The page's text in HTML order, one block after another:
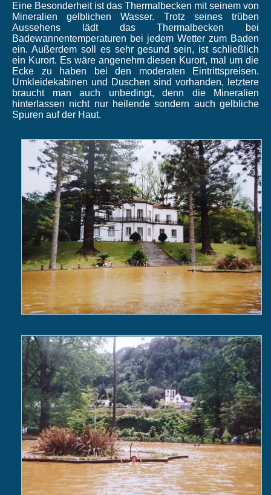
Eine Besonderheit ist das Thermalbecken mit seinem von
Mineralien gelblichen Wasser. Trotz seines trüben
Aussehens lädt das Thermalbecken bei
Badewannentemperaturen bei jedem Wetter zum Baden
ein. Außerdem soll es sehr gesund sein, ist schließlich
ein Kurort. Es wäre angenehm diesen Kurort, mal um die
Ecke zu haben bei den moderaten Eintrittspreisen.
Umkleidekabinen und Duschen sind vorhanden, letztere
braucht man auch unbedingt, denn die Mineralien
hinterlassen nicht nur heilende sondern auch gelbliche
Spuren auf der Haut.